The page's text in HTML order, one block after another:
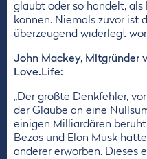
glaubt oder so handelt,
können. Niemals zuvor ist
überzeugend widerlegt
John Mackey, Mitgründer
Love.Life:
„Der größte Denkfehler,
der Glaube an eine
einigen Milliardären
Bezos und Elon Musk
anderer erworben. Dieses